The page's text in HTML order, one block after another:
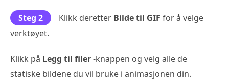
Steg 2 Klikk deretter Bilde til GIF for å velge
verktøyet.
Klikk på Legg til filer-knappen og velg alle de
statiske bildene du vil bruke i animasjonen din.